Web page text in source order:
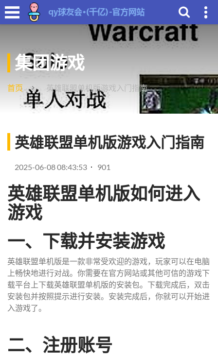
集团游戏
首页 英雄联盟单机版游戏入门指南
英雄联盟单机版游戏入门指南
2025-06-08 08:43:53 901
英雄联盟单机版如何进入
游戏
一、下载并安装游戏
英雄联盟单机版是一款非常受欢迎的游戏，玩家可以在电脑
上畅快地进行对战。你需要在官方网站或其他可信的游戏下
载平台上下载英雄联盟单机版的安装包。下载完成后，双击
安装包并按照提示进行安装。安装完成后，你就可以开始进
入游戏了。
二、注册账号